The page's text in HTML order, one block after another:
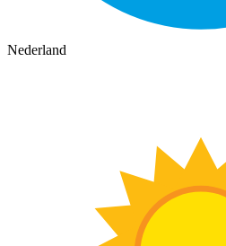
Nederland